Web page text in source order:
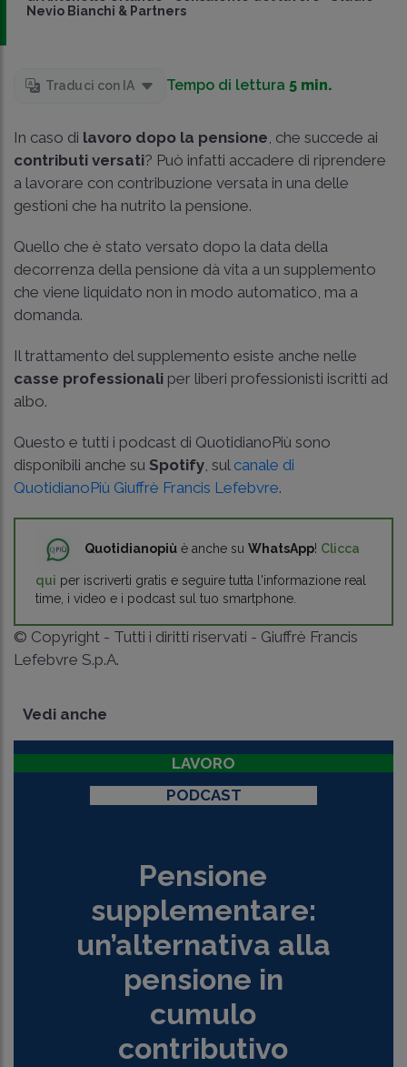
Nevio Bianchi & Partners
Traduci con IA Tempo di lettura 5 min.
In caso di lavoro dopo la pensione , che succede ai
contributi versati? Può infatti accadere di riprendere
a lavorare con contribuzione versata in una delle
gestioni che ha nutrito la pensione.
Quello che è stato versato dopo la data della
decorrenza della pensione dà vita a un supplemento
che viene liquidato non in modo automatico, ma a
domanda.
Il trattamento del supplemento esiste anche nelle
casse professionali per liberi professionisti iscritti ad
albo.
Questo e tutti i podcast di QuotidianoPiù sono
disponibili anche su Spotify , sul canale di
QuotidianoPiù Giuffrè Francis Lefebvre.
Quotidianopiù è anche su WhatsApp! Clicca
qui per iscriverti gratis e seguire tutta l'informazione real
time, i video e i podcast sul tuo smartphone.
© Copyright - Tutti i diritti riservati - Giuffrè Francis
Lefebvre S.p.A.
Vedi anche
LAVORO
PODCAST
Pensione
supplementare:
un’alternativa alla
pensione in
cumulo
contributivo